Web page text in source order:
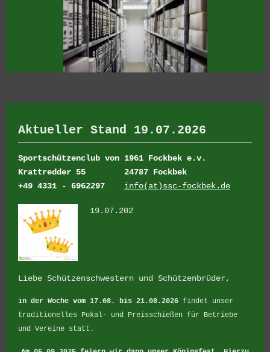
Aktueller Stand 19.07.2026
Sportschützenclub von 1961 Fockbek e.v.
Krattredder 55
24787 Fockbek
+49 4331 - 6962297
info(at)ssc-fockbek.de
19.07.202
Liebe Schützenschwestern und Schützenbrüder,
in der Woche vom 17.08. bis 21.08.2026 findet unser
traditionelles Pokal- und Preisschießen für Betriebe
und Vereine statt.